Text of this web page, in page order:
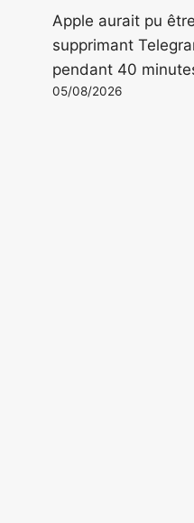
Apple aurait pu
supprimant
pendant 40
05/08/2026